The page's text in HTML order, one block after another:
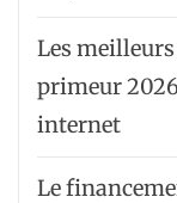
Les
primeur
internet
Le